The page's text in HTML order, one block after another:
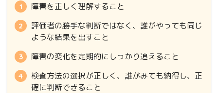
障害を正しく理解すること
評価者の勝手な判断ではなく、誰がやっても同じ
ような結果を出すこと
障害の変化を定期的にしっかり追えること
検査方法の選択が正しく、誰がみても納得し、正
確に判断できること